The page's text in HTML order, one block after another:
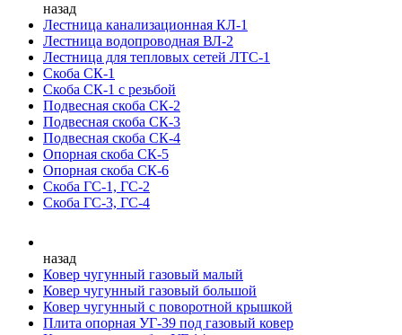
назад
Лестница канализационная КЛ-1
Лестница водопроводная ВЛ-2
Лестница для тепловых сетей ЛТС-1
Скоба СК-1
Скоба СК-1 с резьбой
Подвесная скоба СК-2
Подвесная скоба СК-3
Подвесная скоба СК-4
Опорная скоба СК-5
Опорная скоба СК-6
Скоба ГС-1, ГС-2
Скоба ГС-3, ГС-4
назад
Ковер чугунный газовый малый
Ковер чугунный газовый большой
Ковер чугунный с поворотной крышкой
Плита опорная УГ-39 под газовый ковер